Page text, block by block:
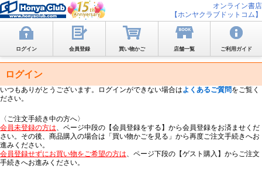
オンライン書店
【ホンヤクラブドットコム】
ログイン 会員登録 買い物かご 店舗一覧 ご利用ガイド
ログイン
いつもありがとうございます。ログインができない場合はよくあるご質問をご覧く
ださい。
〈ご注文手続き中の方へ〉
会員未登録の方は、ページ中段の【会員登録をする】から会員登録をお済ませくだ
さい。その後、商品購入の場合は「買い物かごを見る」から再度ご注文手続きへお
進みください。
会員登録せずにお買い物をご希望の方は、ページ下段の【ゲスト購入】からご注文
手続きへお進みください。